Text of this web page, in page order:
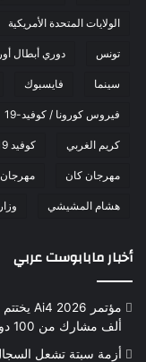
الولايات المتحدة الأمريكية
تونس دوري أبطال
سينما فايسبوك
فيروس كورونا / كوفيد-19
كريم الغربي كوفيد 19
مهرجان كان مهرجان
هشام المشيشي
أخبار مابابوست عربي
ألف مشارك من 100 دولة
أزمة سبتة تشعل